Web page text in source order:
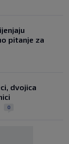
pitanje za
dvojica
0